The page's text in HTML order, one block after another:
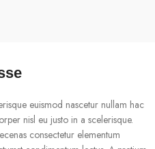
euismod nascetur nullam hac
nisl eu justo in a scelerisque.
consectetur elementum